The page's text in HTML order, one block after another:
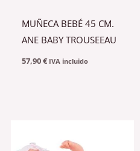
MUÑECA BEBÉ 45 CM.
ANE BABY TROUSEEAU
57,90€ IVA incluido